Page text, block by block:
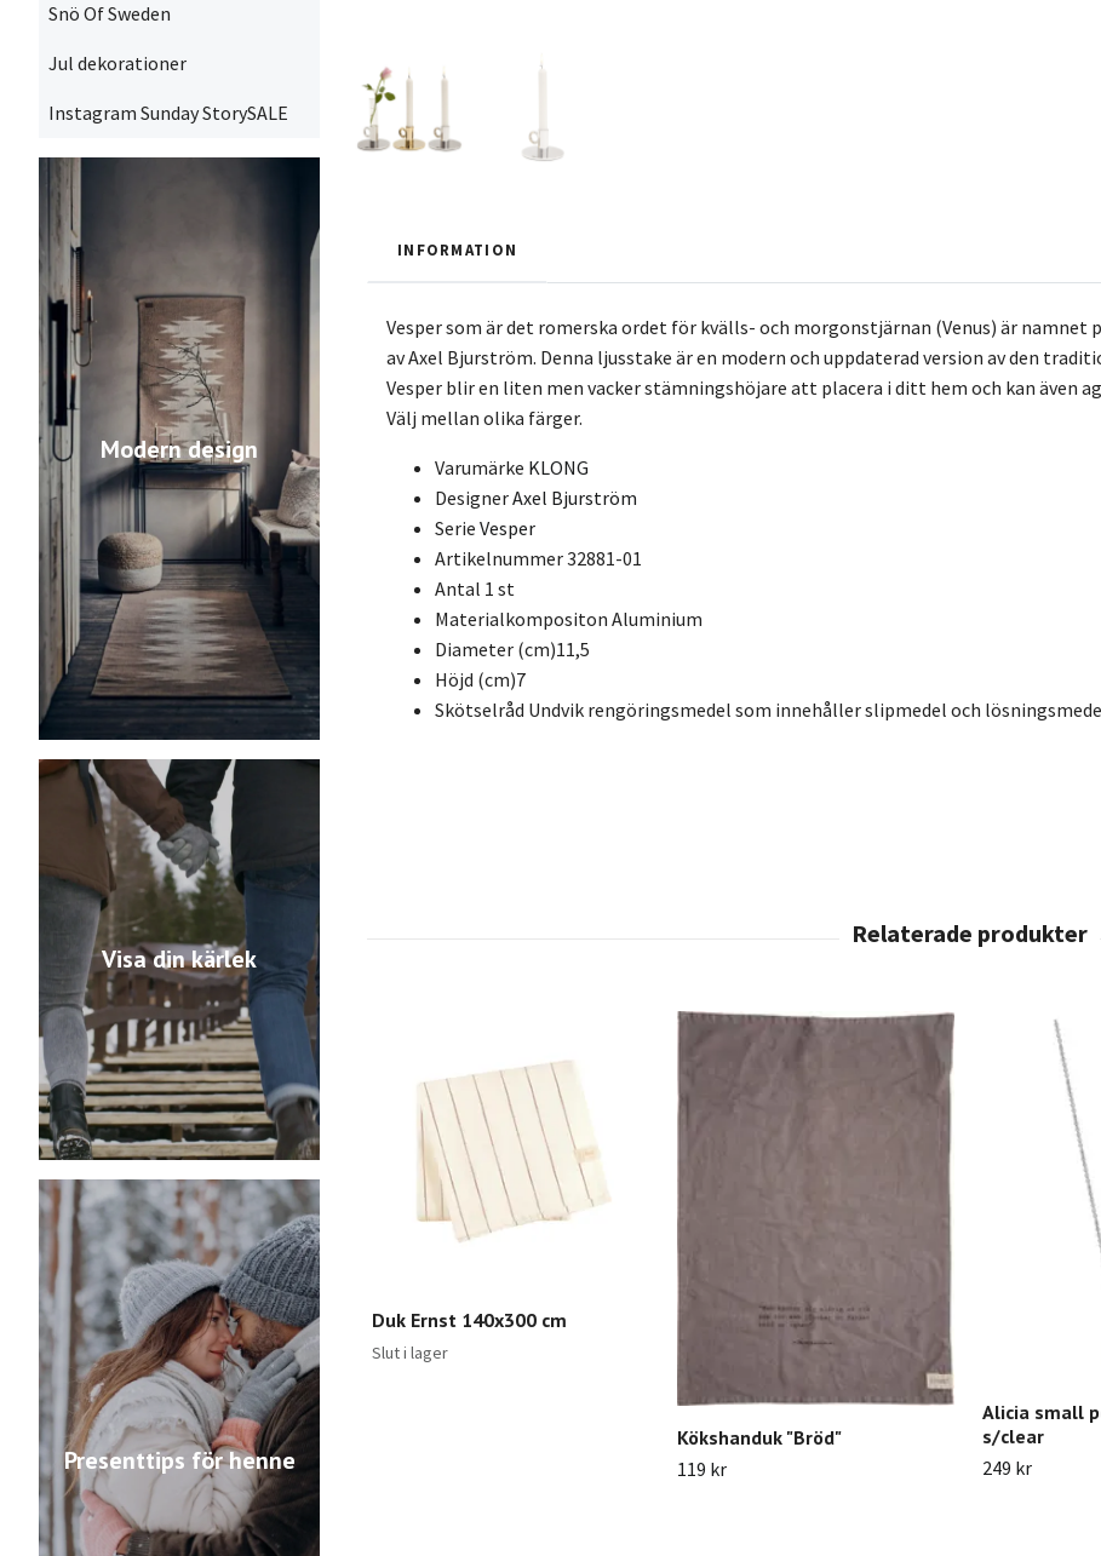
Snö Of Sweden
Jul dekorationer
Instagram Sunday StorySALE
Modern design
Visa din kärlek
Presenttips för henne
INFORMATION
Vesper som är det romerska ordet för kvälls- och morgonstjärnan (Venus) är
av Axel Bjurström. Denna ljusstake är en modern och uppdaterad version av den
Vesper blir en liten men vacker stämningshöjare att placera i ditt hem och kan även
Välj mellan olika färger.
Varumärke KLONG
DesignerAxel Bjurström
Serie Vesper
Artikelnummer32881-01
Antal 1 st
Materialkompositon Aluminium
Diameter (cm)11,5
Höjd (cm)7
Skötselråd Undvik rengöringsmedel som innehåller slipmedel och
Duk Ernst 140x300 cm
Slut i lager
Kökshanduk "Bröd"
119 kr
Alicia small
s/clear
249 kr